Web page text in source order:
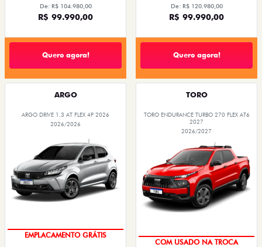
De: R$ 104.980,00
R$ 99.990,00
Quero agora!
De: R$ 120.980,00
R$ 99.990,00
Quero agora!
ARGO
ARGO DRIVE 1.3 AT FLEX 4P 2026
2026/2026
OPORTUNIDADE
TORO
TORO ENDURANCE TURBO 270 FLEX AT6
2027
2026/2027
OPORTUNIDADE